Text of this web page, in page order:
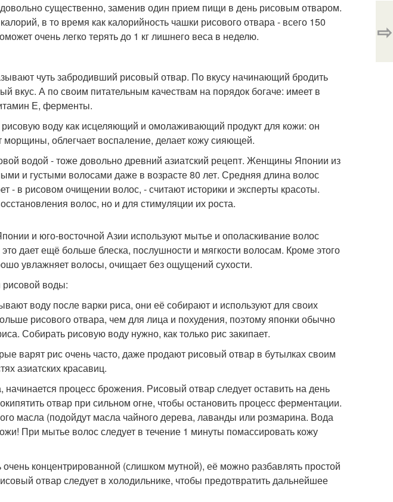
существенно, заменив один прием пищи в день рисовым отваром.
в то время как калорийность чашки рисового отвара - всего 150
очень легко терять до 1 кг лишнего веса в неделю.
чуть забродивший рисовый отвар. По вкусу начинающий бродить
вкус. А по своим питательным качествам на порядок богаче: имеет в
Е, ферменты.
рисовую воду как исцеляющий и омолаживающий продукт для кожи: он
облегчает воспаление, делает кожу сияющей.
водой - тоже довольно древний азиатский рецепт. Женщины Японии из
и густыми волосами даже в возрасте 80 лет. Средняя длина волос
- в рисовом очищении волос, - считают историки и эксперты красоты.
волос, но и для стимуляции их роста.
и юго-восточной Азии используют мытье и ополаскивание волос
дает ещё больше блеска, послушности и мягкости волосам. Кроме этого
увлажняет волосы, очищает без ощущений сухости.
воды:
воду после варки риса, они её собирают и используют для своих
рисового отвара, чем для лица и похудения, поэтому японки обычно
Собирать рисовую воду нужно, как только рис закипает.
варят рис очень часто, даже продают рисовый отвар в бутылках своим
азиатских красавиц.
начинается процесс брожения. Рисовый отвар следует оставить на день
отвар при сильном огне, чтобы остановить процесс ферментации.
масла (подойдут масла чайного дерева, лаванды или розмарина. Вода
При мытье волос следует в течение 1 минуты помассировать кожу
концентрированной (слишком мутной), её можно разбавлять простой
отвар следует в холодильнике, чтобы предотвратить дальнейшее
⇨